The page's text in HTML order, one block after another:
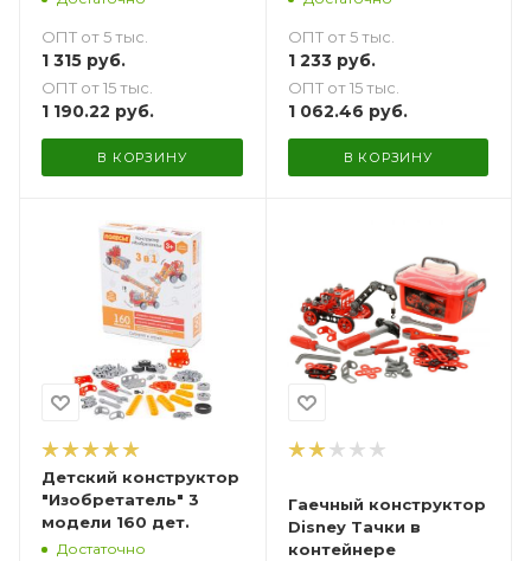
ОПТ от 5 тыс.
1 315 руб.
ОПТ от 15 тыс.
1 190.22 руб.
В КОРЗИНУ
ОПТ от 5 тыс.
1 233руб.
ОПТ от 15 тыс.
1 062.46 руб.
В КОРЗИНУ
Детский конструктор
"Изобретатель" 3
модели 160 дет.
Достаточно
Гаечный конструктор
Disney Тачки в
контейнере